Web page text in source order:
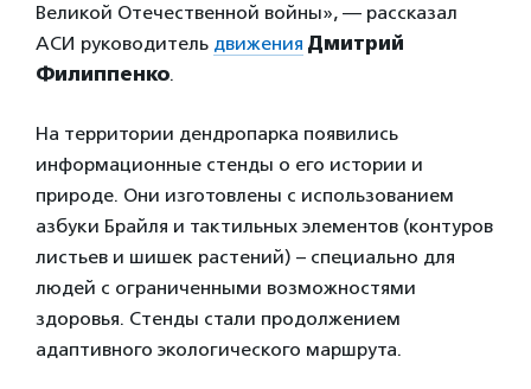
Великой Отечественной войны», — рассказал
АСИ руководитель движения Дмитрий
Филиппенко.
На территории дендропарка появились
информационные стенды о его истории и
природе. Они изготовлены с использованием
азбуки Брайля и тактильных элементов (контуров
листьев и шишек растений) – специально для
людей с ограниченными возможностями
здоровья. Стенды стали продолжением
адаптивного экологического маршрута.